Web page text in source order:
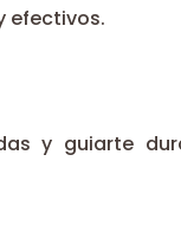
efectivos.
y guiarte